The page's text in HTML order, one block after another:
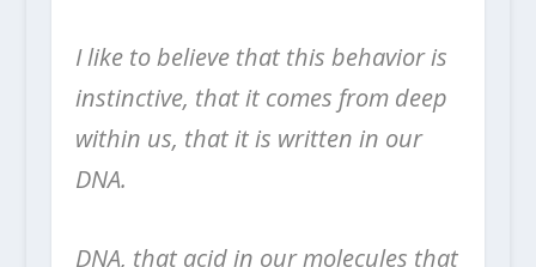
I like to believe that this behavior is
instinctive, that it comes from deep
within us, that it is written in our
DNA.
DNA, that acid in our molecules that